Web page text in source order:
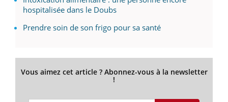
hospitalisée dans le Doubs
Prendre soin de son frigo pour sa santé
Vous aimez cet article ? Abonnez-vous à la newsletter
!